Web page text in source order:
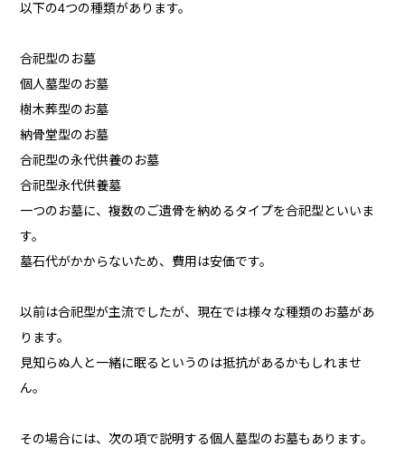
以下の4つの種類があります。
合祀型のお墓
個人墓型のお墓
樹木葬型のお墓
納骨堂型のお墓
合祀型の永代供養のお墓
合祀型永代供養墓
一つのお墓に、複数のご遺骨を納めるタイプを合祀型といいま
す。
墓石代がかからないため、費用は安価です。
以前は合祀型が主流でしたが、現在では様々な種類のお墓があ
ります。
見知らぬ人と一緒に眠るというのは抵抗があるかもしれませ
ん。
その場合には、次の項で説明する個人墓型のお墓もあります。